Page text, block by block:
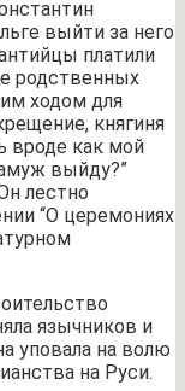
выйти за него
платили
родственных
ходом для
княгиня
вроде как мой
выйду?”
лестно
“О церемониях
язычников и
уповала на волю
на Руси.